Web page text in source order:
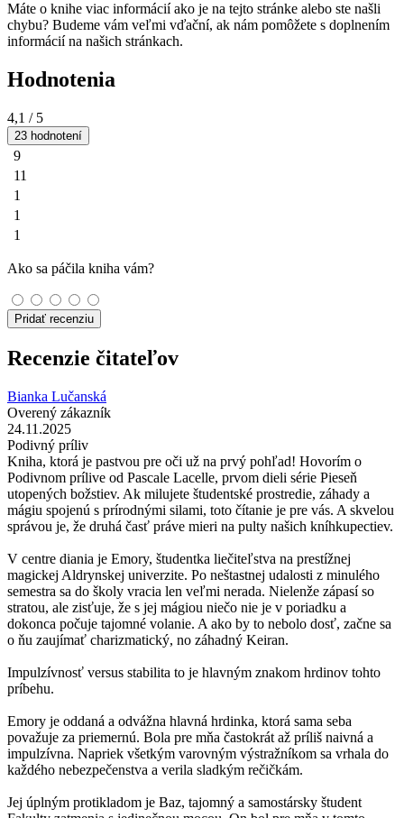
Máte o knihe viac informácií ako je na tejto stránke alebo ste našli
chybu? Budeme vám veľmi vďační, ak nám pomôžete s doplnením
informácií na našich stránkach.
Hodnotenia
4,1 / 5
23 hodnotení
9
11
1
1
1
Ako sa páčila kniha vám?
Pridať recenziu
Recenzie čitateľov
Bianka Lučanská
Overený zákazník
24.11.2025
Podivný príliv
Kniha, ktorá je pastvou pre oči už na prvý pohľad! Hovorím o
Podivnom prílive od Pascale Lacelle, prvom dieli série Pieseň
utopených božstiev. Ak milujete študentské prostredie, záhady a
mágiu spojenú s prírodnými silami, toto čítanie je pre vás. A skvelou
správou je, že druhá časť práve mieri na pulty našich kníhkupectiev.
V centre diania je Emory, študentka liečiteľstva na prestížnej
magickej Aldrynskej univerzite. Po neštastnej udalosti z minulého
semestra sa do školy vracia len veľmi nerada. Nielenže zápasí so
stratou, ale zisťuje, že s jej mágiou niečo nie je v poriadku a
dokonca počuje tajomné volanie. A ako by to nebolo dosť, začne sa
o ňu zaujímať charizmatický, no záhadný Keiran.
Impulzívnosť versus stabilita to je hlavným znakom hrdinov tohto
príbehu.
Emory je oddaná a odvážna hlavná hrdinka, ktorá sama seba
považuje za priemernú. Bola pre mňa častokrát až príliš naivná a
impulzívna. Napriek všetkým varovným výstražníkom sa vrhala do
každého nebezpečenstva a verila sladkým rečičkám.
Jej úplným protikladom je Baz, tajomný a samostársky študent